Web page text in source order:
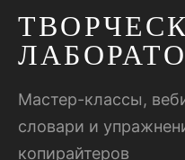
Мастер-классы,
словари и
копирайтеров